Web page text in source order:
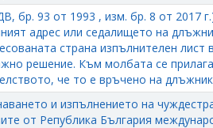
бр. 93 от 1993 , изм. бр. 8 от 2017
адрес или седалището на
страна изпълнителен
решение. Към молбата се
че то е връчено на
и изпълнението на
от Република България